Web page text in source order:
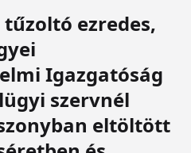
ezredes,
Igazgatóság
szervnél
eltöltött